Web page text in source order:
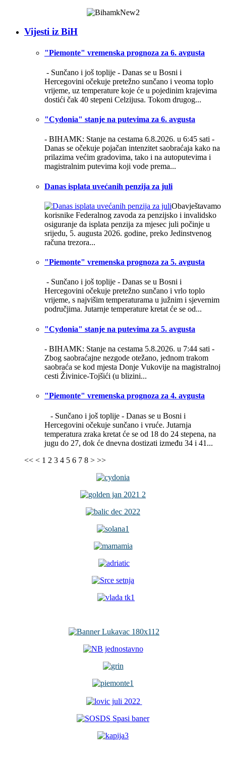
Vijesti iz BiH
"Piemonte" vremenska prognoza za 6. avgusta
- Sunčano i još toplije - Danas se u Bosni i
Hercegovini očekuje pretežno sunčano i veoma toplo
vrijeme, uz temperature koje će u pojedinim krajevima
dostići čak 40 stepeni Celzijusa. Tokom drugog...
"Cydonia" stanje na putevima za 6. avgusta
- BIHAMK: Stanje na cestama 6.8.2026. u 6:45 sati -
Danas se očekuje pojačan intenzitet saobraćaja kako na
prilazima većim gradovima, tako i na autoputevima i
magistralnim putevima koji vode prema...
Danas isplata uvećanih penzija za juli
Obavještavamo
korisnike Federalnog zavoda za penzijsko i invalidsko
osiguranje da isplata penzija za mjesec juli počinje u
srijedu, 5. augusta 2026. godine, preko Jedinstvenog
računa trezora...
"Piemonte" vremenska prognoza za 5. avgusta
- Sunčano i još toplije - Danas se u Bosni i
Hercegovini očekuje pretežno sunčano i vrlo toplo
vrijeme, s najvišim temperaturama u južnim i sjevernim
područjima. Jutarnje temperature kretat će se od...
"Cydonia" stanje na putevima za 5. avgusta
- BIHAMK: Stanje na cestama 5.8.2026. u 7:44 sati -
Zbog saobraćajne nezgode otežano, jednom trakom
saobraća se kod mjesta Donje Vukovije na magistralnoj
cesti Živinice-Tojšići (u blizini...
"Piemonte" vremenska prognoza za 4. avgusta
- Sunčano i još toplije - Danas se u Bosni i
Hercegovini očekuje sunčano i vruće. Jutarnja
temperatura zraka kretat će se od 18 do 24 stepena, na
jugu do 27, dok će dnevna dostizati između 34 i 41...
<< < 1 2 3 4 5 6 7 8 > >>